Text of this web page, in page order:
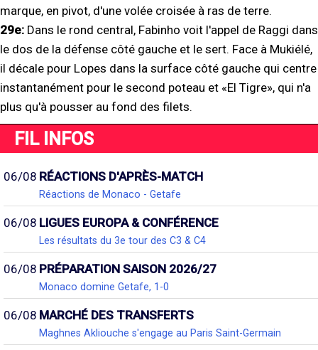
marque, en pivot, d'une volée croisée à ras de terre.
29e: Dans le rond central, Fabinho voit l'appel de Raggi dans
le dos de la défense côté gauche et le sert. Face à Mukiélé,
il décale pour Lopes dans la surface côté gauche qui centre
instantanément pour le second poteau et «El Tigre», qui n'a
plus qu'à pousser au fond des filets.
FIL INFOS
06/08 RÉACTIONS D'APRÈS-MATCH
Réactions de Monaco - Getafe
06/08 LIGUES EUROPA & CONFÉRENCE
Les résultats du 3e tour des C3 & C4
06/08 PRÉPARATION SAISON 2026/27
Monaco domine Getafe, 1-0
06/08 MARCHÉ DES TRANSFERTS
Maghnes Akliouche s'engage au Paris Saint-Germain